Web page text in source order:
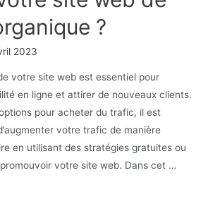
?
2023
votre site web est essentiel pour
en ligne et attirer de nouveaux clients.
pour acheter du trafic, il est
votre trafic de manière
en utilisant des stratégies gratuites ou
votre site web. Dans cet …